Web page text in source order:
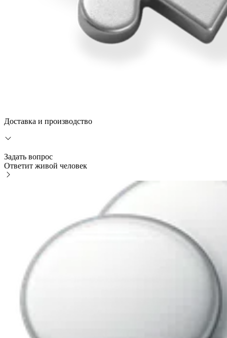
Доставка и производство
Задать вопрос
Ответит живой человек